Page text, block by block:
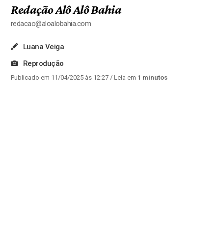
Redação Alô Alô Bahia
redacao@aloalobahia.com
Luana Veiga
Reprodução
Publicado em 11/04/2025 às 12:27/ Leia em 1 minutos